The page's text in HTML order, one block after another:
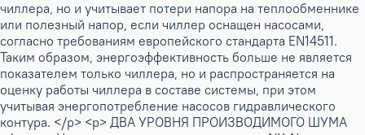
чиллера, но и учитывает потери напора на теплообменнике
или полезный напор, если чиллер оснащен насосами,
согласно требованиям европейского стандарта EN14511.
Таким образом, энергоэффективность больше не является
показателем только чиллера, но и распространяется на
оценку работы чиллера в составе системы, при этом
учитывая энергопотребление насосов гидравлического
контура. </p> <p> ДВА УРОВНЯ ПРОИЗВОДИМОГО ШУМА